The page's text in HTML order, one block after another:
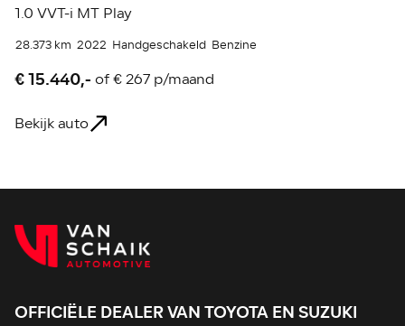
1.0 VVT-i MT Play
28.373 km 2022 Handgeschakeld Benzine
€ 15.440,- of€ 267 p/maand
Bekijk auto
OFFICIËLE DEALER VAN TOYOTA EN SUZUKI